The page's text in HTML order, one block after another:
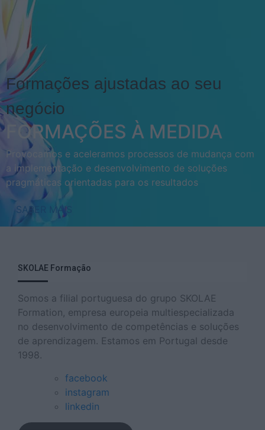
Formações ajustadas ao seu
negócio
FORMAÇÕES À MEDIDA
Provocamos e aceleramos processos de mudança com
a implementação e desenvolvimento de soluções
pragmáticas orientadas para os resultados
SABER MAIS
SKOLAE Formação
Somos a filial portuguesa do grupo SKOLAE
Formation, empresa europeia multiespecializada
no desenvolvimento de competências e soluções
de aprendizagem. Estamos em Portugal desde
1998.
facebook
instagram
linkedin